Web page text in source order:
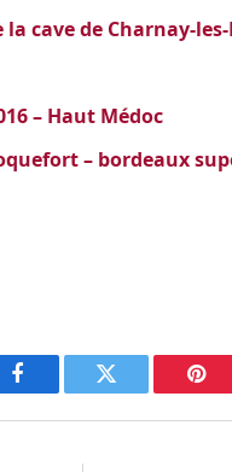
cave de Charnay-
– Haut Médoc
– bordeaux
Facebook Twitter